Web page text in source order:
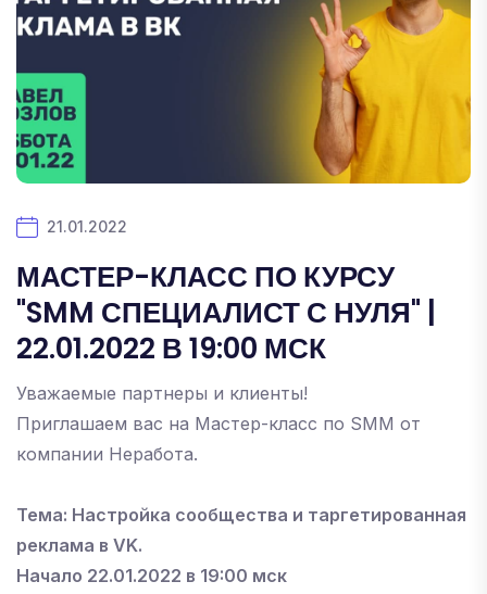
21.01.2022
МАСТЕР-КЛАСС ПО КУРСУ
"SMM СПЕЦИАЛИСТ С НУЛЯ" |
22.01.2022 В 19:00 МСК
Уважаемые партнеры и клиенты!
Приглашаем вас на Мастер-класс по SMM от
компании Неработа.
Тема: Настройка сообщества и таргетированная
реклама в VK.
Начало 22.01.2022 в 19:00 мск